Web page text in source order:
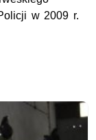
w 2009 r.